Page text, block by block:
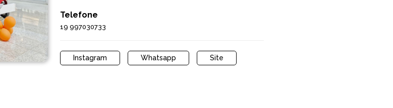
Telefone
19 997030733
Instagram Whatsapp Site